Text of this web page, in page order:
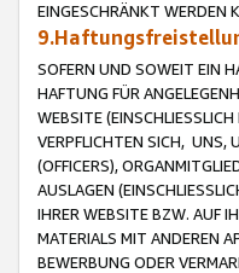
EINGESCHRÄNKT WERDEN
SOFERN UND SOWEIT EIN
HAFTUNG FÜR
WEBSITE
VERPFLICHTEN SICH, UNS,
(OFFICERS),
AUSLAGEN
IHRER WEBSITE BZW. AUF
MATERIALS MIT ANDEREN
BEWERBUNG ODER